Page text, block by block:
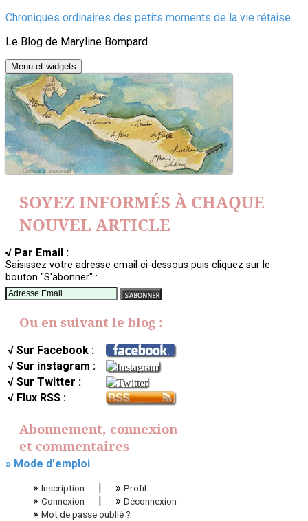
Aller
contenu
Chroniques ordinaires des petits moments de la vie rétaise
Le Blog de Maryline Bompard
Menu et widgets
SOYEZ INFORMÉS À CHAQUE
NOUVEL ARTICLE
√ Par Email :
Saisissez votre adresse email ci-dessous puis cliquez sur le
bouton "S'abonner" :
Ou en suivant le blog :
√ Sur Facebook :
√ Sur instagram :
√ Sur Twitter :
√ Flux RSS :
Abonnement, connexion
et commentaires
» Mode d'emploi
» Inscription | » Profil
» Connexion | » Déconnexion
» Mot de passe oublié ?